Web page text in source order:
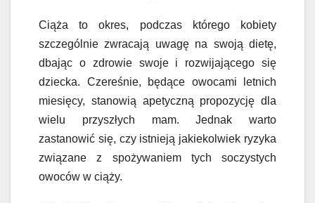
Ciąża to okres, podczas którego kobiety
szczególnie zwracają uwagę na swoją dietę,
dbając o zdrowie swoje i rozwijającego się
dziecka. Czereśnie, będące owocami letnich
miesięcy, stanowią apetyczną propozycję dla
wielu przyszłych mam. Jednak warto
zastanowić się, czy istnieją jakiekolwiek ryzyka
związane z spożywaniem tych soczystych
owoców w ciąży.